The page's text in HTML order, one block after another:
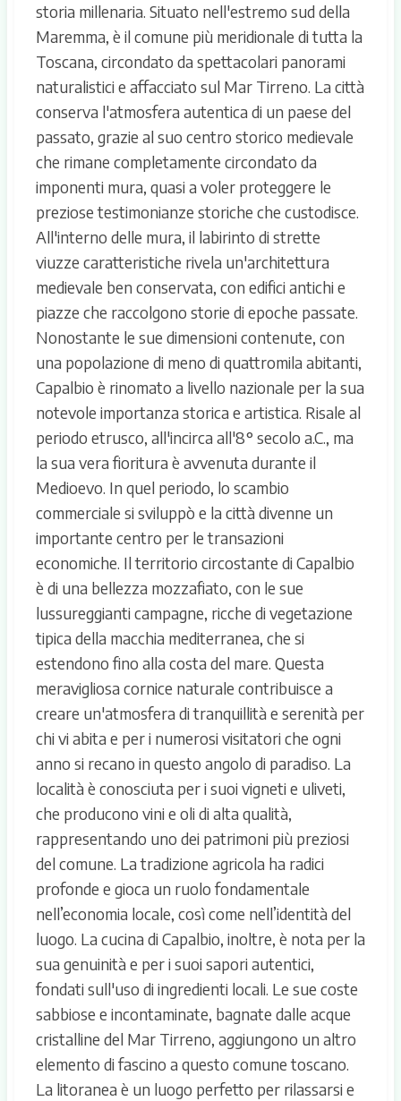
storia millenaria. Situato nell'estremo sud della
Maremma, è il comune più meridionale di tutta la
Toscana, circondato da spettacolari panorami
naturalistici e affacciato sul Mar Tirreno. La città
conserva l'atmosfera autentica di un paese del
passato, grazie al suo centro storico medievale
che rimane completamente circondato da
imponenti mura, quasi a voler proteggere le
preziose testimonianze storiche che custodisce.
All'interno delle mura, il labirinto di strette
viuzze caratteristiche rivela un'architettura
medievale ben conservata, con edifici antichi e
piazze che raccolgono storie di epoche passate.
Nonostante le sue dimensioni contenute, con
una popolazione di meno di quattromila abitanti,
Capalbio è rinomato a livello nazionale per la sua
notevole importanza storica e artistica. Risale al
periodo etrusco, all'incirca all'8° secolo a.C., ma
la sua vera fioritura è avvenuta durante il
Medioevo. In quel periodo, lo scambio
commerciale si sviluppò e la città divenne un
importante centro per le transazioni
economiche. Il territorio circostante di Capalbio
è di una bellezza mozzafiato, con le sue
lussureggianti campagne, ricche di vegetazione
tipica della macchia mediterranea, che si
estendono fino alla costa del mare. Questa
meravigliosa cornice naturale contribuisce a
creare un'atmosfera di tranquillità e serenità per
chi vi abita e per i numerosi visitatori che ogni
anno si recano in questo angolo di paradiso. La
località è conosciuta per i suoi vigneti e uliveti,
che producono vini e oli di alta qualità,
rappresentando uno dei patrimoni più preziosi
del comune. La tradizione agricola ha radici
profonde e gioca un ruolo fondamentale
nell’economia locale, così come nell’identità del
luogo. La cucina di Capalbio, inoltre, è nota per la
sua genuinità e per i suoi sapori autentici,
fondati sull'uso di ingredienti locali. Le sue coste
sabbiose e incontaminate, bagnate dalle acque
cristalline del Mar Tirreno, aggiungono un altro
elemento di fascino a questo comune toscano.
La litoranea è un luogo perfetto per rilassarsi e